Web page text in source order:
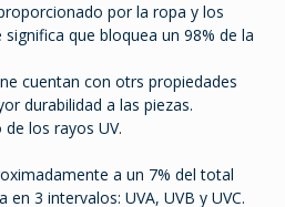
por la ropa y los
que bloquea un 98% de la
cuentan con otrs propiedades
durabilidad a las piezas.
los rayos UV.
a un 7% del total
3 intervalos: UVA, UVB y UVC.